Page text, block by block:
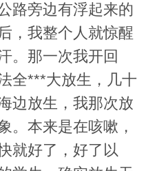
路旁边有浮起来的
，我整个人就惊醒
。那一次我开回
全***大放生，几十
边放生，我那次放
。本来是在咳嗽，
就好了，好了以